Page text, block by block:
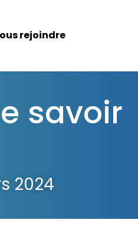
rejoindre
savoir
2024